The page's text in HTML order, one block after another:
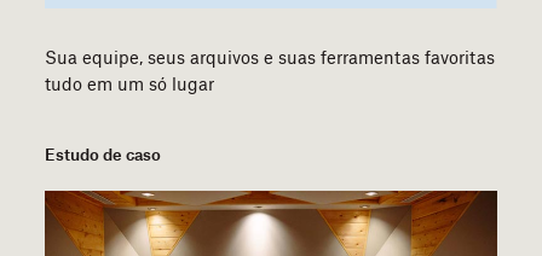
Sua equipe, seus arquivos e suas ferramentas favoritas
tudo em um só lugar
Estudo de caso